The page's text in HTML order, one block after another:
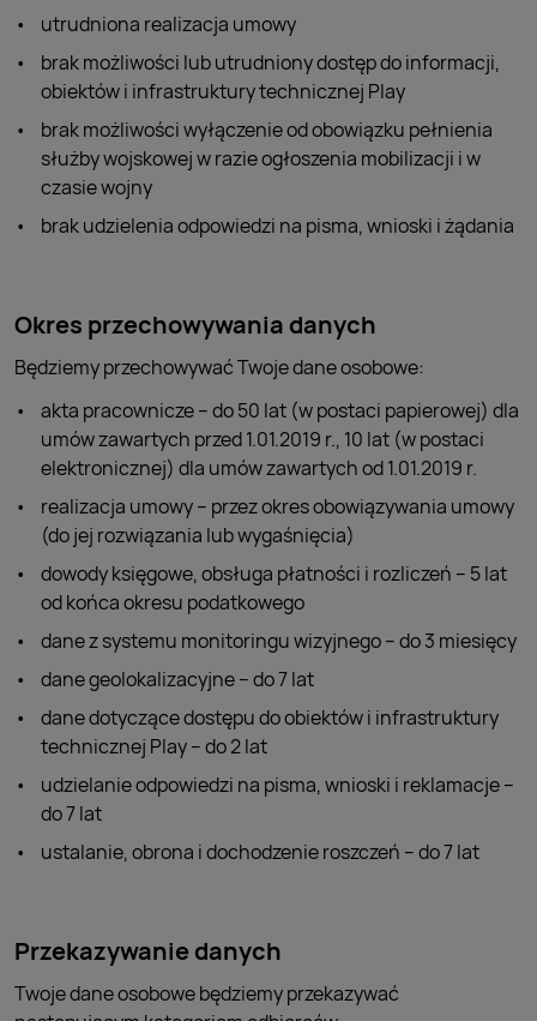
utrudniona realizacja umowy
brak możliwości lub utrudniony dostęp do informacji,
obiektów i infrastruktury technicznej Play
brak możliwości wyłączenie od obowiązku pełnienia
służby wojskowej w razie ogłoszenia mobilizacji i w
czasie wojny
brak udzielenia odpowiedzi na pisma, wnioski i żądania
Okres przechowywania danych
Będziemy przechowywać Twoje dane osobowe:
akta pracownicze – do 50 lat (w postaci papierowej) dla
umów zawartych przed 1.01.2019 r., 10 lat (w postaci
elektronicznej) dla umów zawartych od 1.01.2019 r.
realizacja umowy – przez okres obowiązywania umowy
(do jej rozwiązania lub wygaśnięcia)
dowody księgowe, obsługa płatności i rozliczeń – 5 lat
od końca okresu podatkowego
dane z systemu monitoringu wizyjnego – do 3 miesięcy
dane geolokalizacyjne – do 7 lat
dane dotyczące dostępu do obiektów i infrastruktury
technicznej Play – do 2 lat
udzielanie odpowiedzi na pisma, wnioski i reklamacje –
do 7 lat
ustalanie, obrona i dochodzenie roszczeń – do 7 lat
Przekazywanie danych
Twoje dane osobowe będziemy przekazywać